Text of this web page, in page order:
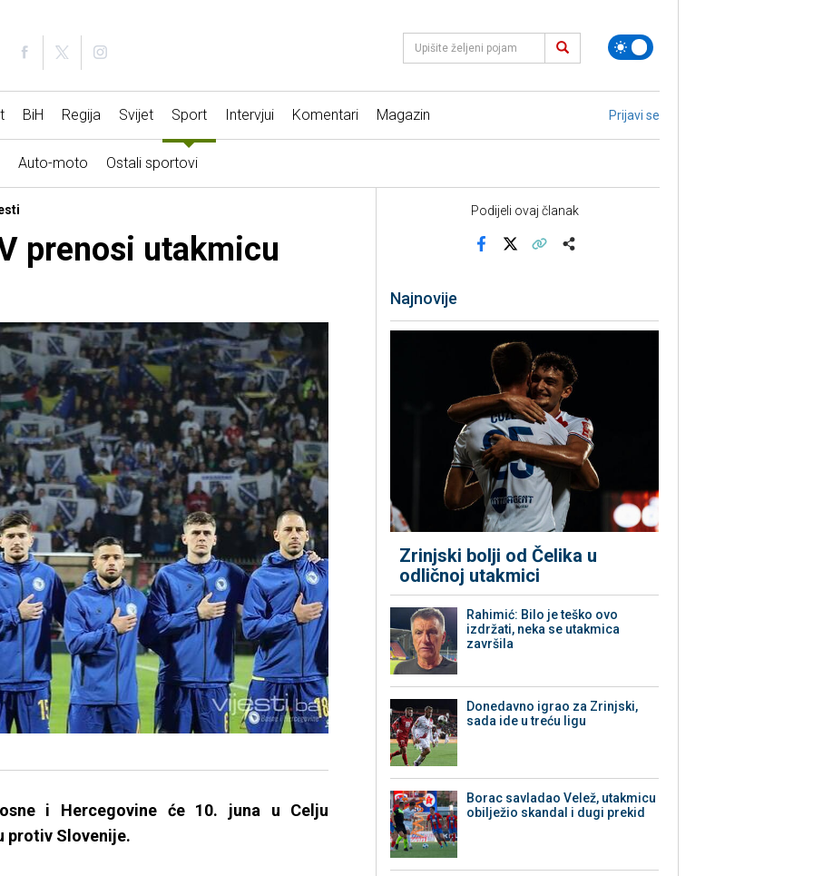
BiH Regija Svijet Sport Intervjui Komentari Magazin Prijavi se
Auto-moto Ostali sportovi
prenosi utakmicu
i Hercegovine će 10. juna u Celju
protiv Slovenije.
Podijeli ovaj članak
Najnovije
Zrinjski bolji od Čelika u
odličnoj utakmici
Rahimić: Bilo je teško ovo
izdržati, neka se utakmica
završila
Donedavno igrao za Zrinjski,
sada ide u treću ligu
Borac savladao Velež, utakmicu
obilježio skandal i dugi prekid